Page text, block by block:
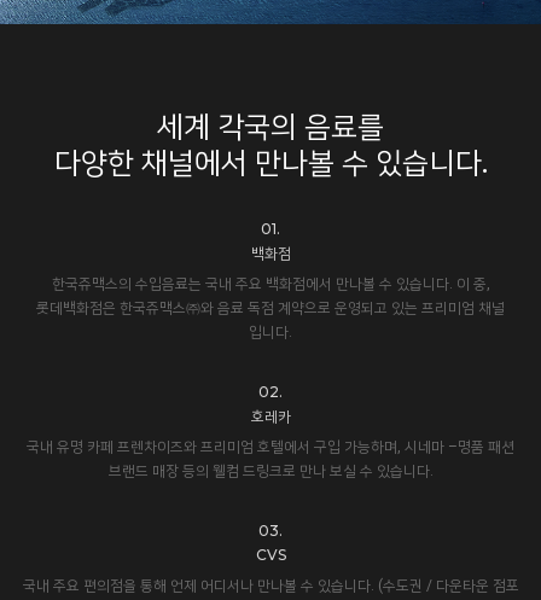
세계 각국의 음료를
다양한 채널에서 만나볼 수 있습니다.
01.
백화점
한국쥬맥스의 수입음료는 국내 주요 백화점에서 만나볼 수 있습니다. 이 중,
롯데백화점은 한국쥬맥스㈜와 음료 독점 계약으로 운영되고 있는 프리미엄 채널
입니다.
02.
호레카
국내 유명 카페 프렌차이즈와 프리미엄 호텔에서 구입 가능하며, 시네마 –명품 패션
브랜드 매장 등의 웰컴 드링크로 만나 보실 수 있습니다.
03.
CVS
국내 주요 편의점을 통해 언제 어디서나 만나볼 수 있습니다. (수도권 / 다운타운 점포